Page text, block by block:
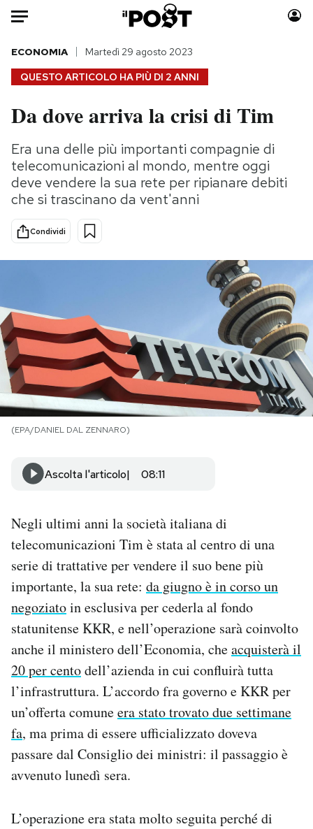
Auto
HOME
Italia
Politica
Tecnologia
Internet
Scienza
Cultura
Economia
Moda
Consumismi
Storie/Idee
Ok Boomer!
Altrecose
Mondiali calcio 2026
PODCAST
NEWSLETTER
I MIEI PREFERITI
SHOP
CALENDARIO
AREA PERSONALE
Area Personale
Notifiche mobile
Regala il Post
Hai bisogno di aiuto?
Esci
QUESTO ARTICOLO HA PIÙ DI 2 ANNI
ECONOMIA Martedì 29 agosto 2023
Da dove arriva la crisi di Tim
Era una delle più importanti compagnie di
telecomunicazioni al mondo, mentre oggi
deve vendere la sua rete per ripianare debiti
che si trascinano da vent'anni
Condividi
(EPA/DANIEL DAL ZENNARO)
Ascolta l'articolo 08:11
Negli ultimi anni la società italiana di
telecomunicazioni Tim è stata al centro di una
serie di trattative per vendere il suo bene più
importante, la sua rete: da giugno è in corso un
negoziatoin esclusiva per cederla al fondo
statunitense KKR, e nell’operazione sarà coinvolto
anche il ministero dell’Economia, cheacquisterà il
20 per centodell’azienda in cui confluirà tutta
l’infrastruttura. L’accordo fra governo e KKR per
un’offerta comuneera stato trovato due settimane
fa, ma prima di essere ufficializzato doveva
passare dal Consiglio dei ministri: il passaggio è
avvenuto lunedì sera.
L’operazione era stata molto seguita perché di